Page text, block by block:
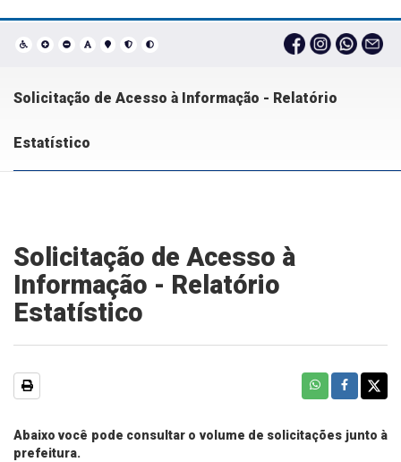
Solicitação de Acesso à Informação - Relatório
Estatístico
Solicitação de Acesso à
Informação - Relatório
Estatístico
Abaixo você pode consultar o volume de solicitações junto à
prefeitura.